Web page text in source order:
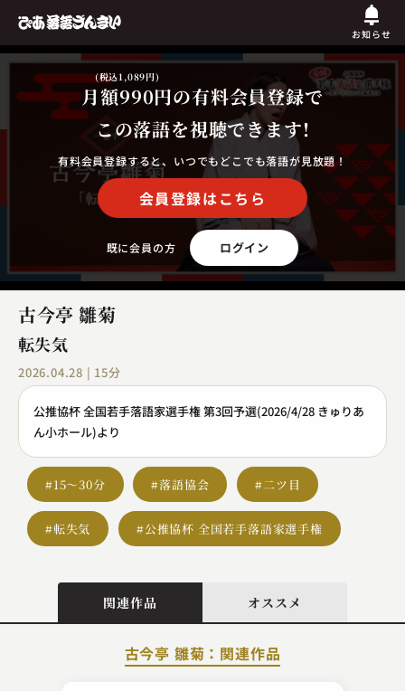
お知らせ
月額990円
(税込1,089円)
の有料会員登録で
この落語を視聴できます!
有料会員登録すると、いつでもどこでも落語が見放題！
会員登録はこちら
既に会員の方 ログイン
古今亭 雛菊
転失気
2026.04.28 | 15分
公推協杯 全国若手落語家選手権 第3回予選(2026/4/28 きゅりあ
ん小ホール)より
#15～30分 #落語協会 #二ツ目
#転失気 #公推協杯 全国若手落語家選手権
関連作品 オススメ
古今亭 雛菊：関連作品